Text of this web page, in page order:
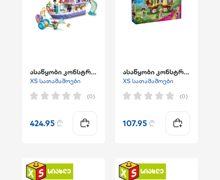
ასაწყობი კონსტრუქტორი "Ariel's Royal Wedding Boat"
XS სათამაშოები
(0)
424.95 ₾
ასაწყობი კონსტრუქტორი "Rapunzel's Mini Tower"
XS სათამაშოები
(0)
107.95 ₾